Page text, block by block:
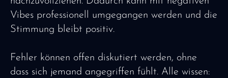
Vibes professionell umgegangen werden und die
Stimmung bleibt positiv.
Fehler können offen diskutiert werden, ohne
dass sich jemand angegriffen fühlt. Alle wissen: